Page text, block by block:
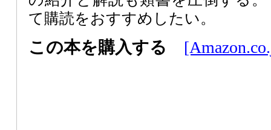
て購読をおすすめしたい。
この本を購入する